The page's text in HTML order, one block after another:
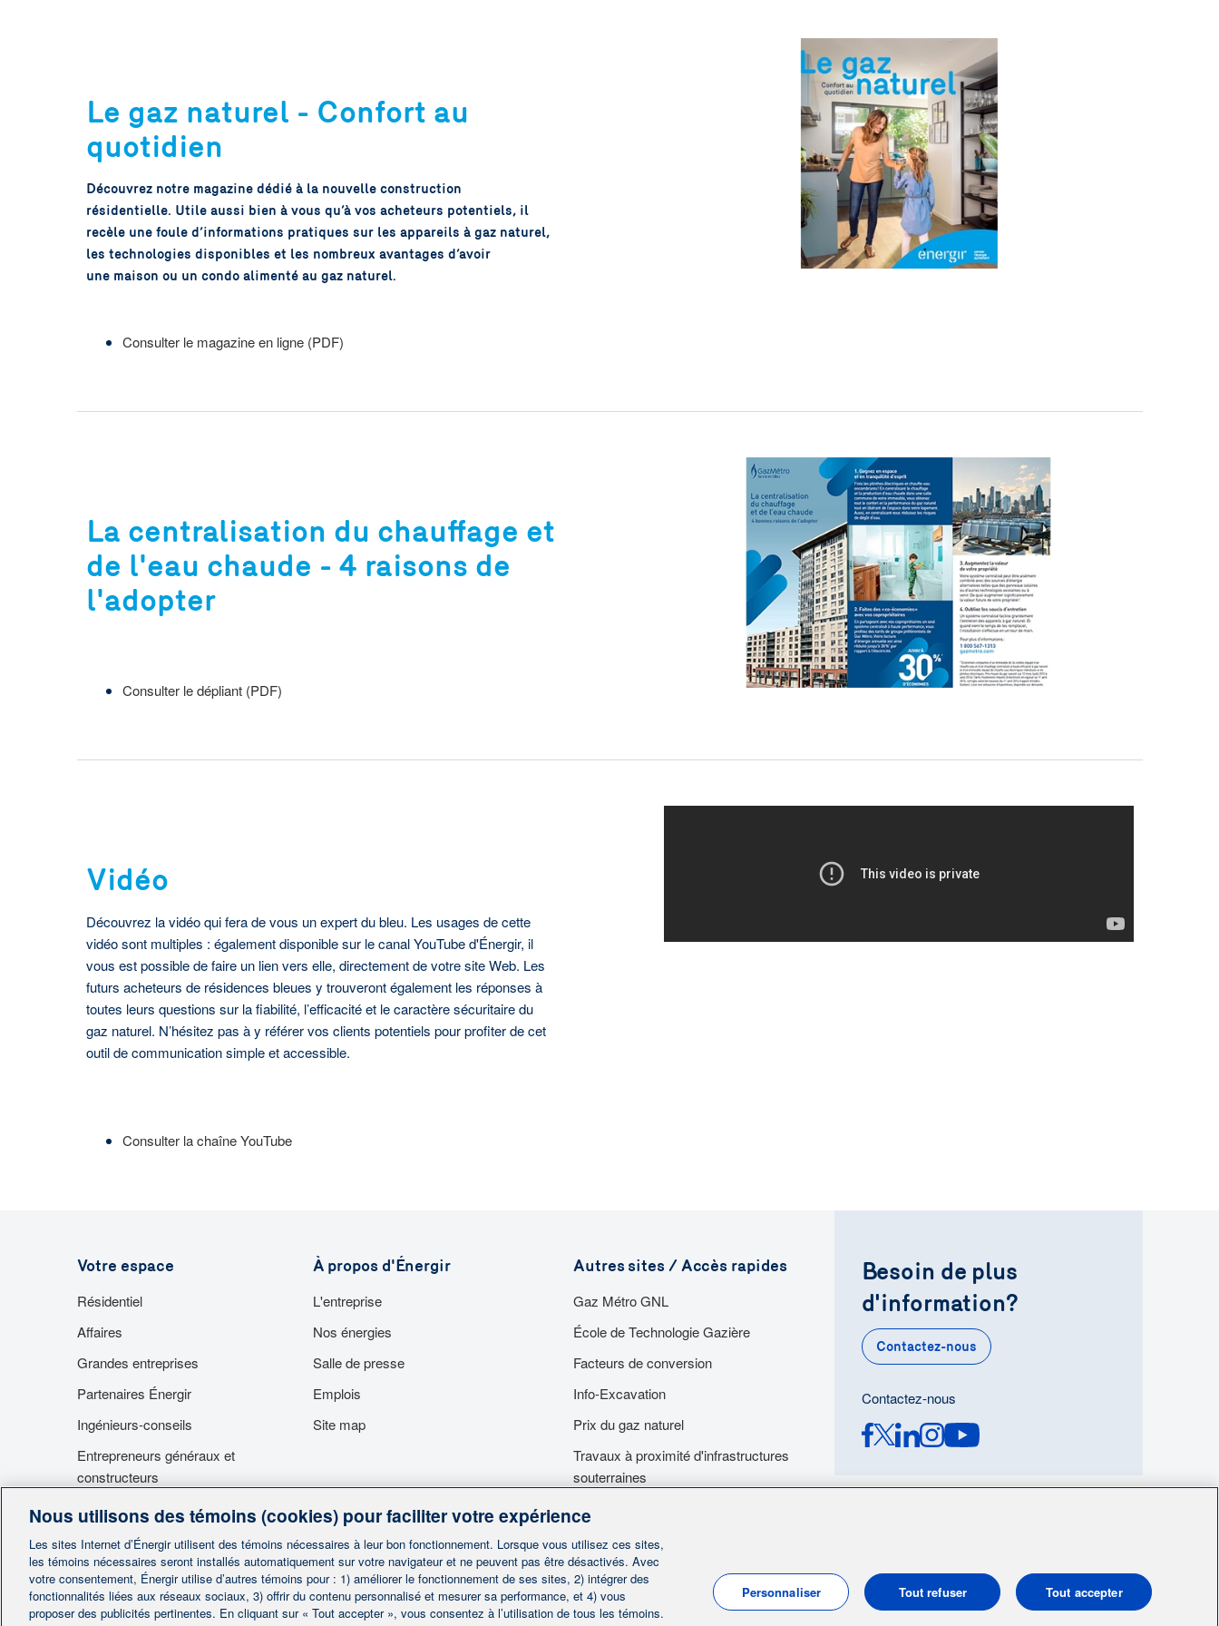
infrarouge et chauffe-eau sans réservoir
Le gaz naturel - Confort au
quotidien
Découvrez notre magazine dédié à la nouvelle construction
résidentielle. Utile aussi bien à vous qu’à vos acheteurs potentiels, il
recèle une foule d’informations pratiques sur les appareils à gaz naturel,
les technologies disponibles et les nombreux avantages d’avoir
une maison ou un condo alimenté au gaz naturel.
Consulter le magazine en ligne (PDF)
La centralisation du chauffage et
de l'eau chaude - 4 raisons de
l'adopter
Consulter le dépliant (PDF)
Vidéo
Découvrez la vidéo qui fera de vous un expert du bleu. Les usages de cette
vidéo sont multiples : également disponible sur le canal YouTube d'Énergir, il
vous est possible de faire un lien vers elle, directement de votre site Web. Les
futurs acheteurs de résidences bleues y trouveront également les réponses à
toutes leurs questions sur la fiabilité, l’efficacité et le caractère sécuritaire du
gaz naturel. N’hésitez pas à y référer vos clients potentiels pour profiter de cet
outil de communication simple et accessible.
Consulter la chaîne YouTube
Votre espace
Résidentiel
Affaires
Grandes entreprises
Partenaires Énergir
Ingénieurs-conseils
Entrepreneurs généraux et
constructeurs
Fournisseurs
Accès aux installations
À propos d'Énergir
L'entreprise
Nos énergies
Salle de presse
Emplois
Site map
Autres sites / Accès rapides
Gaz Métro GNL
École de Technologie Gazière
Facteurs de conversion
Info-Excavation
Prix du gaz naturel
Travaux à proximité d'infrastructures
souterraines
Services d'urgence
Besoin de plus
d'information?
Contactez-nous
Contactez-nous
Nous utilisons des témoins (cookies) pour faciliter votre expérience
Les sites Internet d’Énergir utilisent des témoins nécessaires à leur bon fonctionnement. Lorsque vous utilisez ces sites,
les témoins nécessaires seront installés automatiquement sur votre navigateur et ne peuvent pas être désactivés. Avec
votre consentement, Énergir utilise d’autres témoins pour : 1) améliorer le fonctionnement de ses sites, 2) intégrer des
fonctionnalités liées aux réseaux sociaux, 3) offrir du contenu personnalisé et mesurer sa performance, et 4) vous
proposer des publicités pertinentes. En cliquant sur « Tout accepter », vous consentez à l’utilisation de tous les témoins.
Personnaliser Tout refuser Tout accepter